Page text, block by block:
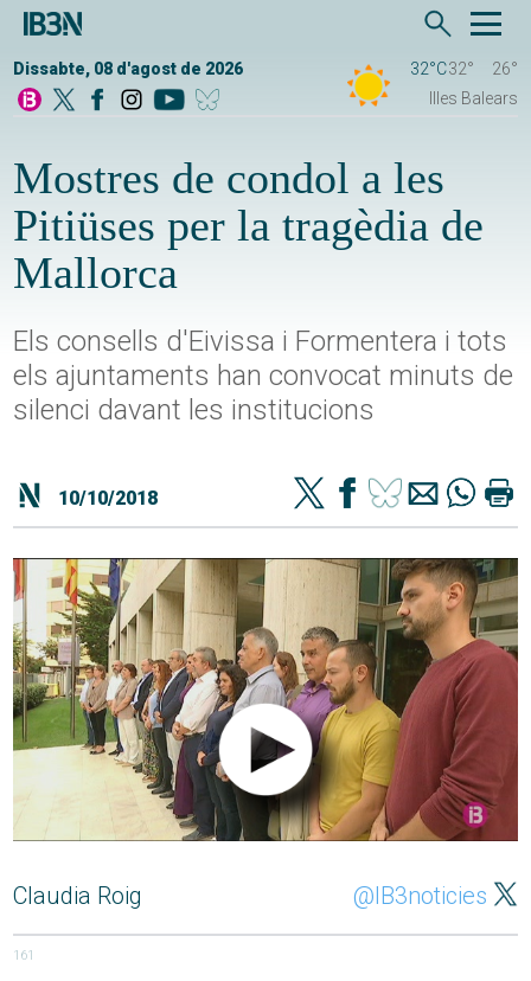
Dissabte, 08 d'agost de 2026 32°C32°
26°
Illes Balears
Mostres de condol a les
Pitiüses per la tragèdia de
Mallorca
Els consells d'Eivissa i Formentera i tots
els ajuntaments han convocat minuts de
silenci davant les institucions
10/10/2018
Claudia Roig @IB3noticies
161